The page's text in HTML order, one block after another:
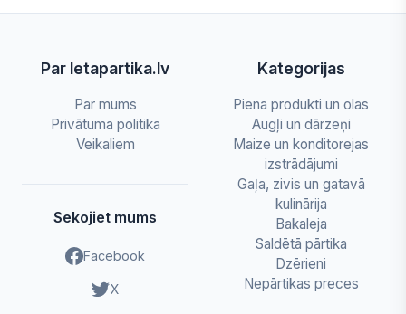
Par letapartika.lv
Par mums
Privātuma politika
Veikaliem
Sekojiet mums
Facebook
X
Kategorijas
Piena produkti un olas
Augļi un dārzeņi
Maize un konditorejas
izstrādājumi
Gaļa, zivis un gatavā
kulinārija
Bakaleja
Saldētā pārtika
Dzērieni
Nepārtikas preces